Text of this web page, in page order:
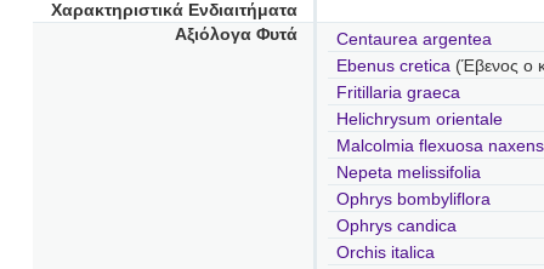
Χαρακτηριστικά Ενδιαιτήματα
Αξιόλογα Φυτά
Centaurea argentea
Ebenus cretica (Έβενος ο
Fritillaria graeca
Helichrysum orientale
Malcolmia flexuosa
Nepeta melissifolia
Ophrys bombyliflora
Ophrys candica
Orchis italica